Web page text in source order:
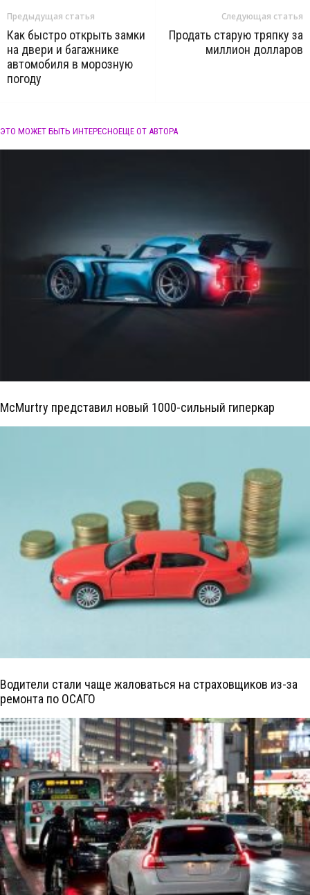
Предыдущая статья
Как быстро открыть замки
на двери и багажнике
автомобиля в морозную
погоду
Следующая статья
Продать старую тряпку за
миллион долларов
ЭТО МОЖЕТ БЫТЬ ИНТЕРЕСНОЕЩЕ ОТ АВТОРА
McMurtry представил новый 1000-сильный гиперкар
Водители стали чаще жаловаться на страховщиков из-за
ремонта по ОСАГО